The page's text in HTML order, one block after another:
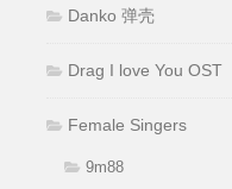
Danko 弹壳
Drag I love You OST
Female Singers
9m88